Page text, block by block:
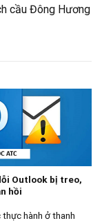
cầu Đông Hương
Outlook bị treo,
hồi
hành ở thanh